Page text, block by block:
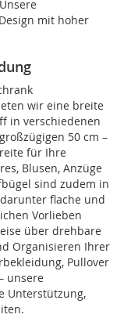
mit hoher
wir eine breite
in verschiedenen
50 cm –
für Ihre
Blusen, Anzüge
sind zudem in
flache und
Vorlieben
über drehbare
Organisieren Ihrer
Pullover
unsere
Unterstützung,